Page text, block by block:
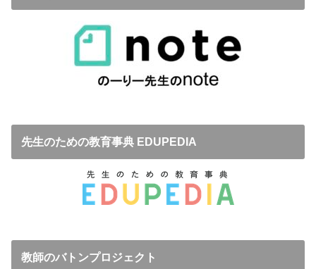
先生のための教育事典 EDUPEDIA
教師のバトンプロジェクト